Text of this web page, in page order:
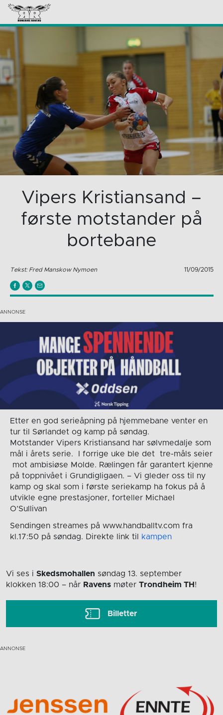
Vipers Kristiansand –
første motstander på
bortebane
Tekst: Fred Manskow Nymoen 11/09/2015
Etter en god serieåpning på hjemmebane venter en
tur til Sørlandet og kamp på søndag.
Motstander Vipers Kristiansand har sølvmedalje som
mål i årets serie. I forrige uke ble det tre-måls seier
mot ambisiøse Molde. Rælingen får garantert kjenne
på toppnivået i Grundigligaen. – Vi gleder oss til ny
kamp og skal som i første seriekamp ha fokus på å
utvikle egne prestasjoner, forteller Michael
O’Sullivan
Sendingen streames på www.handballtv.com fra
kl.17:50 på søndag. Direkte link til
kampen
Vi ses i Skedsmohallen søndag 13. september
klokken 18:00 – når Ravens møter Trondheim TH !
Billetter